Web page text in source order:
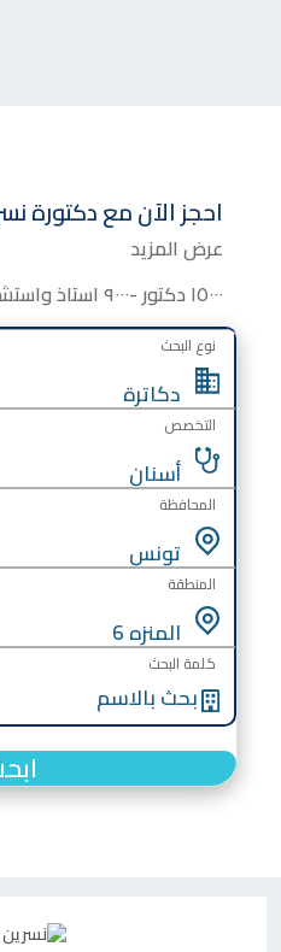
احجز الآن معدكتورة
عرض المزيد
١٥٠٠٠ دكتور -٩٠٠٠ استاذ واستشاري - اكثر من ٤٠ تخصص
نوع البحث
التخصص
المحافظة
المنطقة
كلمة البحث